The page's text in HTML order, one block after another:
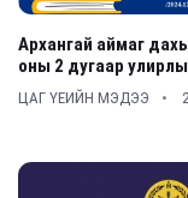
Архангай аймаг
оны 2 дугаар
ЦАГ ҮЕИЙН МЭДЭЭ